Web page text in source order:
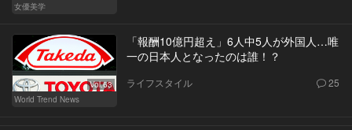
女優美学
Vol.63
World Trend News
「報酬10億円超え」6人中5人が外国人…唯
一の日本人となったのは誰！？
ライフスタイル 25